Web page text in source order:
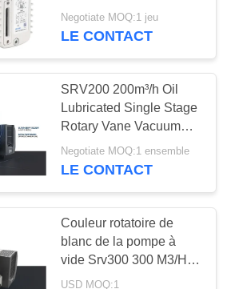
à vide de
13
à vide sèche
de poudre 0,55 kilowatts
de la puissance DRV16
Negotiate MOQ:1 jeu
LE CONTACT
SRV200 200m³/h Oil
Lubricated Single Stage
Rotary Vane Vacuum
Pump for Industrial
Vacuum Applications
Negotiate MOQ:1 ensemble
LE CONTACT
Couleur rotatoire de
blanc de la pompe à
vide Srv300 300 M3/H
de palette d'étape
USD MOQ:1